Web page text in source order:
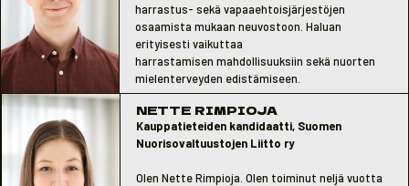
harrastus- sekä vapaaehtoisjärjestöjen
osaamista mukaan neuvostoon. Haluan
erityisesti vaikuttaa
harrastamisen mahdollisuuksiin sekä nuorten
mielenterveyden edistämiseen.
NETTE RIMPIOJA
Kauppatieteiden kandidaatti, Suomen
Nuorisovaltuustojen Liitto ry
Olen Nette Rimpioja. Olen toiminut neljä vuotta